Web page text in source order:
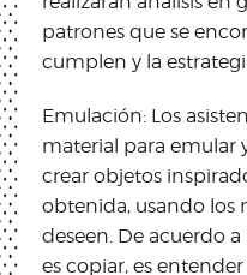
patrones que se
cumplen y la
Emulación: Los
material para emular
crear objetos
obtenida, usando los
deseen. De acuerdo
es copiar, es